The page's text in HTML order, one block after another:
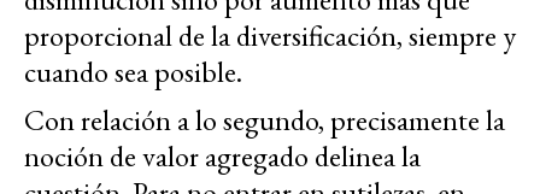
proporcional de la diversificación, siempre y
cuando sea posible.
Con relación a lo segundo, precisamente la
noción de valor agregado delinea la